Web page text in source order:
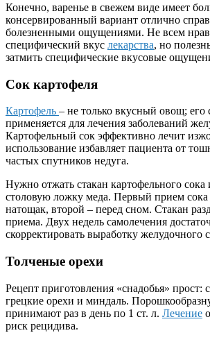
Конечно, варенье в свежем виде имеет
консервированный вариант отлично
болезненными ощущениями. Не всем
специфический вкус лекарства, но
затмить специфические вкусовые
Сок картофеля
Картофель – не только вкусный овощ; его
применяется для лечения заболеваний
Картофельный сок эффективно лечит
использование избавляет пациента от
частых спутников недуга.
Нужно отжать стакан картофельного сока
столовую ложку меда. Первый прием сока
натощак, второй – перед сном. Стакан
приема. Двух недель самолечения
скорректировать выработку желудочного
Толченые орехи
Рецепт приготовления «снадобья» прост:
грецкие орехи и миндаль.
принимают раз в день по 1 ст. л. Лечение
риск рецидива.